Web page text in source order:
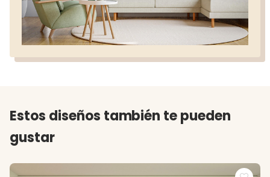
Estos diseños también te pueden
gustar